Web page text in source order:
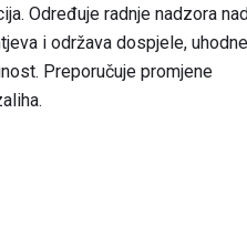
Određuje radnje nadzora nad
i održava dospjele,
Preporučuje promjene